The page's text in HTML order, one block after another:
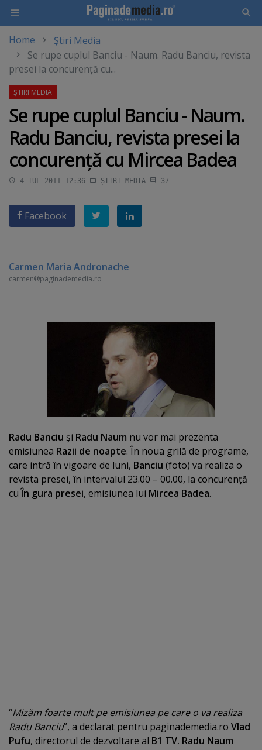
main
content
Home
Știri Media
Se rupe cuplul Banciu - Naum. Radu Banciu, revista
presei la concurenţă cu...
Se rupe cuplul Banciu - Naum.
Radu Banciu, revista presei la
concurenţă cu Mircea Badea
4 IUL 2011 12:36 ȘTIRI MEDIA 37
Facebook
Carmen Maria Andronache
carmen paginademedia.ro
Radu Banciu şi Radu Naum nu vor mai prezenta
emisiunea Razii de noapte. În noua grilă de programe,
care intră în vigoare de luni, Banciu (foto) va realiza o
revista presei, în intervalul 23.00 – 00.00, la concurenţă
cuÎn gura presei, emisiunea lui Mircea Badea.
“Mizăm foarte mult pe emisiunea pe care o va realiza
Radu Banciu”, a declarat pentru paginademedia.ro Vlad
Pufu, directorul de dezvoltare al B1 TV. Radu Naum